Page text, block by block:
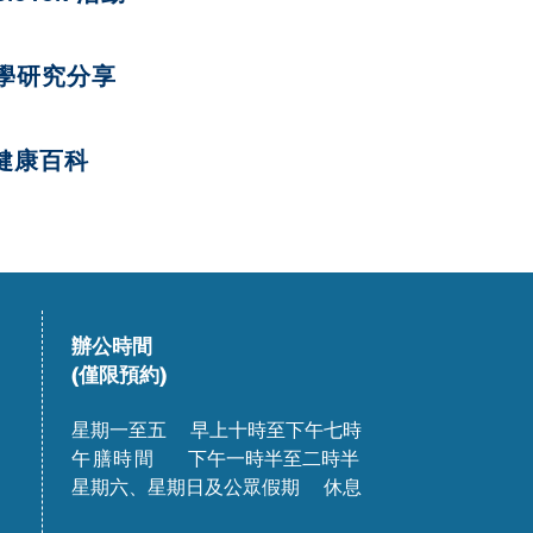
研究分享
康百科
辦公時間
(僅限預約)
星期一至五 早上十時至下午七時
午膳時間
下午一時半至二時半
星期六、星期日及公眾假期 休息